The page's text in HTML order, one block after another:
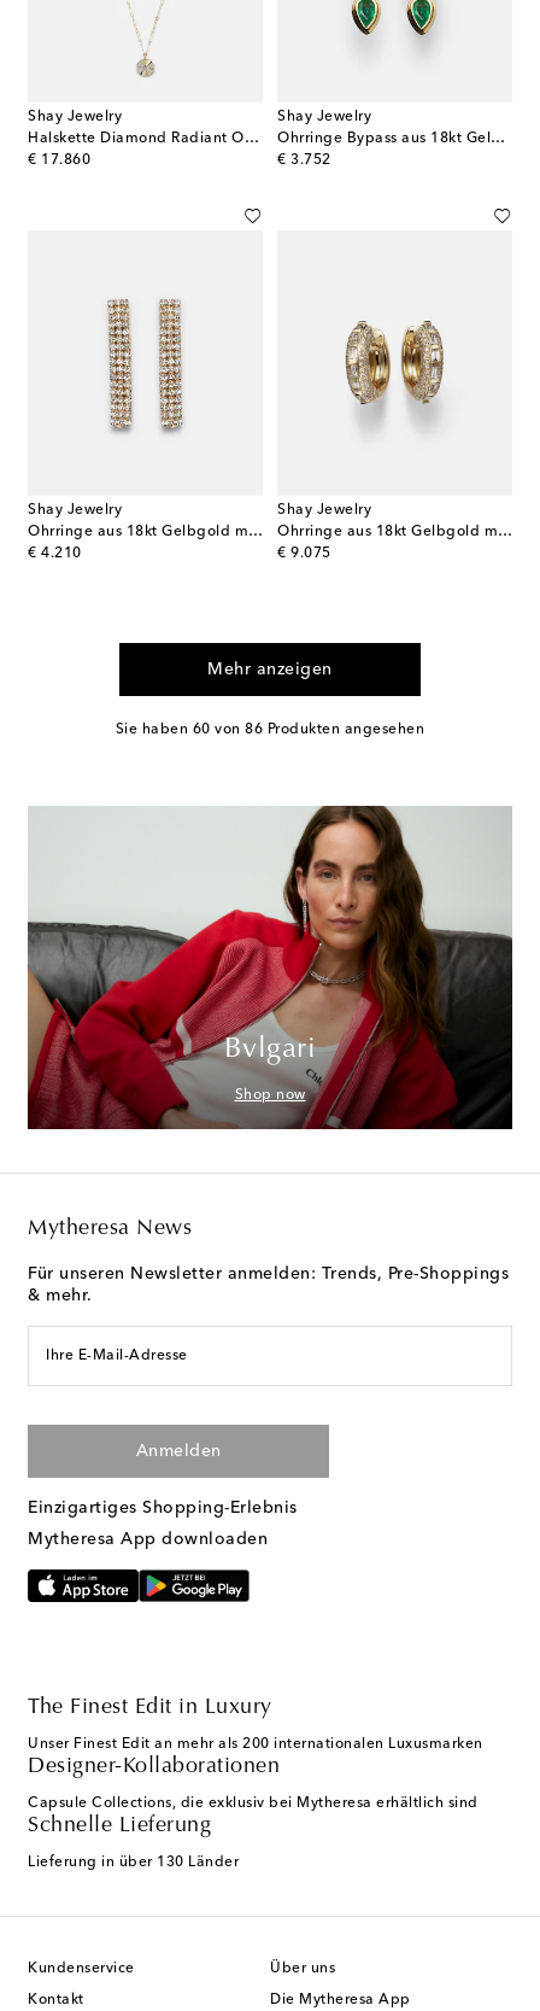
Shay Jewelry
Halskette Diamond Radiant Octagon aus 18kt Gelbgold mit Diamanten
€ 17.860
original price
Shay Jewelry
Ohrringe Bypass aus 18kt Gelbgold mit Smaragden
€ 3.752
original price
Shay Jewelry
Ohrringe aus 18kt Gelbgold mit Diamanten
€ 4.210
original price
Shay Jewelry
Ohrringe aus 18kt Gelbgold mit Diamanten
€ 9.075
original price
Mehr anzeigen
Sie haben 60 von 86 Produkten angesehen
Bvlgari
Shop now
Mytheresa News
Für unseren Newsletter anmelden: Trends, Pre-Shoppings
& mehr.
Ihre E-Mail-Adresse
Anmelden
Einzigartiges Shopping-Erlebnis
Mytheresa App downloaden
The Finest Edit in Luxury
Unser Finest Edit an mehr als 200 internationalen Luxusmarken
Designer-Kollaborationen
Capsule Collections, die exklusiv bei Mytheresa erhältlich sind
Schnelle Lieferung
Lieferung in über 130 Länder
Kundenservice
Kontakt
Über uns
Die Mytheresa App